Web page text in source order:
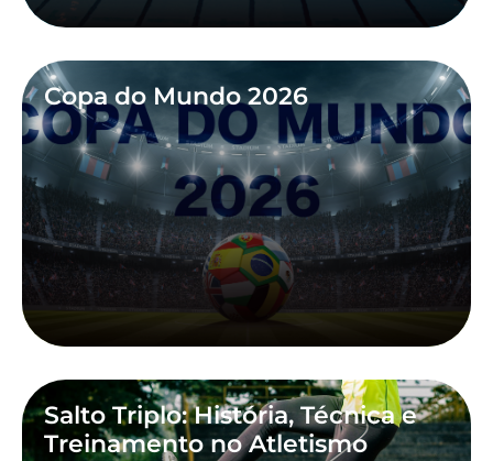
Copa do Mundo 2026
Salto Triplo: História, Técnica e
Treinamento no Atletismo